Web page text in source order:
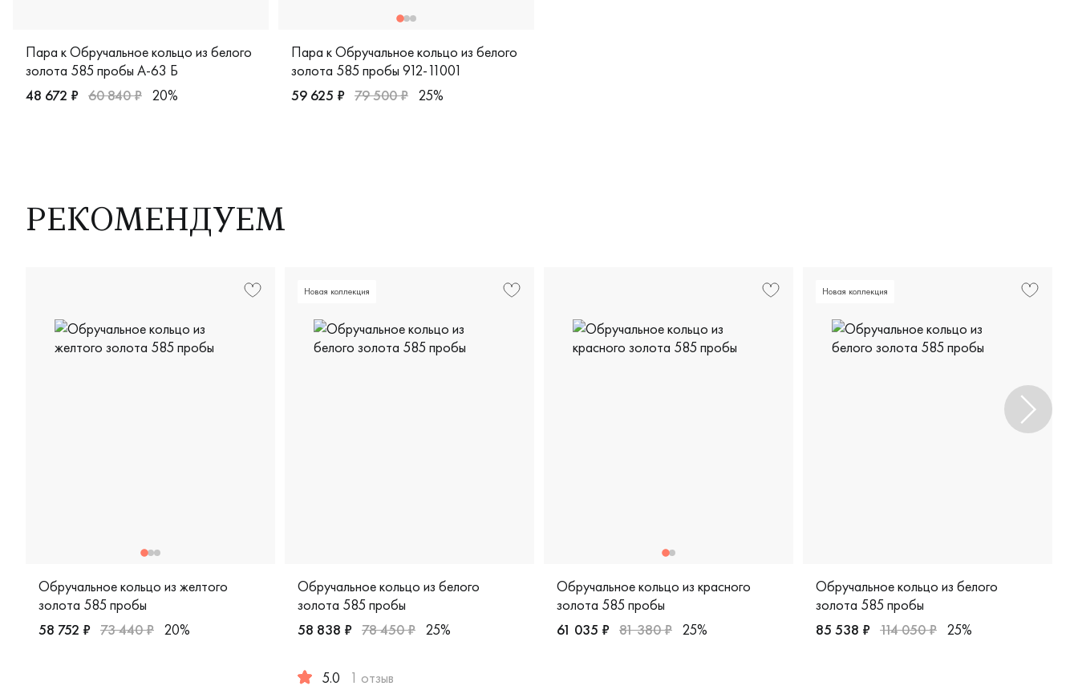
Пара к Обручальное кольцо из белого
золота 585 пробы А-63 Б
48 672 ₽ 60 840 ₽ 20%
Пара к Обручальное кольцо из белого
золота 585 пробы 912-11001
59 625 ₽ 79 500 ₽ 25%
РЕКОМЕНДУЕМ
Обручальное кольцо из желтого
золота 585 пробы
Мужские, парные, желтое золото 585 пробы, дизайнерская, vgok-0233-15-30-20м
58 752 ₽ 73 440 ₽ 20%
Новая коллекция
Обручальное кольцо из белого
золота 585 пробы
58 838 ₽ 78 450 ₽ 25%
5.0 1 отзыв
Обручальное кольцо из красного
золота 585 пробы
61 035 ₽ 81 380 ₽ 25%
Новая коллекция
Обручальное кольцо из белого
золота 585 пробы
85 538 ₽ 114 050 ₽ 25%